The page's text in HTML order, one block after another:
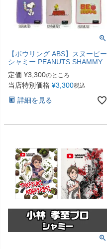
【ボウリング ABS】スヌーピー
シャミー PEANUTS SHAMMY
定価 ¥3,300のところ
当店特別価格 ¥3,300税込
詳細を見る